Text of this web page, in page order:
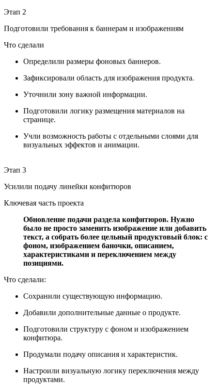
Этап 2
Подготовили требования к баннерам и изображениям
Что сделали
Определили размеры фоновых баннеров.
Зафиксировали область для изображения продукта.
Уточнили зону важной информации.
Подготовили логику размещения материалов на
странице.
Учли возможность работы с отдельными слоями для
визуальных эффектов и анимации.
Этап 3
Усилили подачу линейки конфитюров
Ключевая часть проекта
Обновление подачи раздела конфитюров. Нужно
было не просто заменить изображение или добавить
текст, а собрать более цельный продуктовый блок: с
фоном, изображением баночки, описанием,
характеристиками и переключением между
позициями.
Что сделали:
Сохранили существующую информацию.
Добавили дополнительные данные о продукте.
Подготовили структуру с фоном и изображением
конфитюра.
Продумали подачу описания и характеристик.
Настроили визуальную логику переключения между
продуктами.